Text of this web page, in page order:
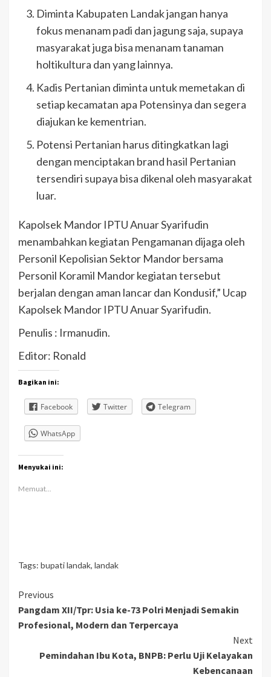
Diminta Kabupaten Landak jangan hanya
fokus menanam padi dan jagung saja, supaya
masyarakat juga bisa menanam tanaman
holtikultura dan yang lainnya.
Kadis Pertanian diminta untuk memetakan di
setiap kecamatan apa Potensinya dan segera
diajukan ke kementrian.
Potensi Pertanian harus ditingkatkan lagi
dengan menciptakan brand hasil Pertanian
tersendiri supaya bisa dikenal oleh masyarakat
luar.
Kapolsek Mandor IPTU Anuar Syarifudin
menambahkan kegiatan Pengamanan dijaga oleh
Personil Kepolisian Sektor Mandor bersama
Personil Koramil Mandor kegiatan tersebut
berjalan dengan aman lancar dan Kondusif,” Ucap
Kapolsek Mandor IPTU Anuar Syarifudin.
Penulis : Irmanudin.
Editor: Ronald
Bagikan ini:
Facebook Twitter Telegram
WhatsApp
Menyukai ini:
Memuat...
Tags: bupati landak, landak
Continue
Reading
Previous
Pangdam XII/Tpr: Usia ke-73 Polri Menjadi Semakin
Profesional, Modern dan Terpercaya
Next
Pemindahan Ibu Kota, BNPB: Perlu Uji Kelayakan
Kebencanaan